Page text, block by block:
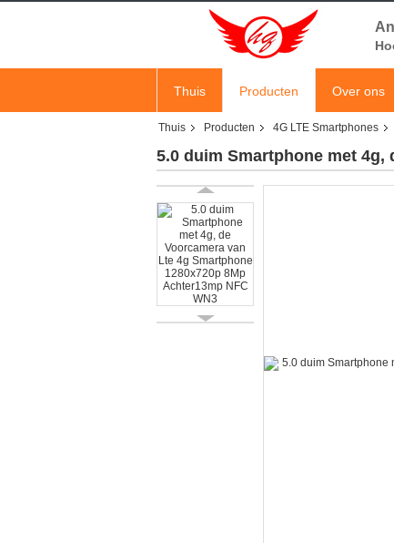
Thuis Producten Over ons
Thuis Producten 4G LTE Smartphones
5.0 duim Smartphone met 4g,